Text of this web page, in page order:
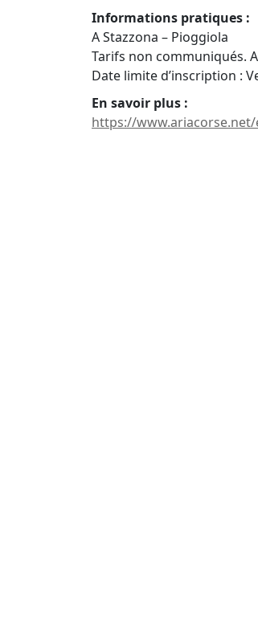
Informations pratiques :
A Stazzona – Pioggiola
Tarifs non communiqués.
Date limite d’inscription :
En savoir plus :
https://